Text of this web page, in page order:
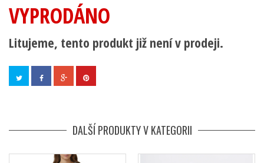
VYPRODÁNO
Litujeme, tento produkt již není v prodeji.
DALŠÍ PRODUKTY V KATEGORII